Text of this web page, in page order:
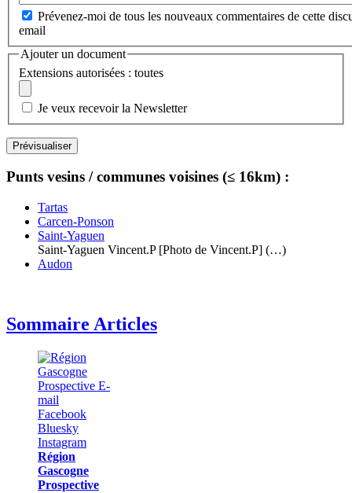
Prévenez-moi de tous les nouveaux commentaires de cette
email
Ajouter un document
Extensions autorisées : toutes
Je veux recevoir la Newsletter
Punts vesins / communes voisines (≤ 16km) :
Tartas
Carcen-Ponson
Saint-Yaguen
Saint-Yaguen Vincent.P [Photo de Vincent.P] (…)
Audon
Sommaire Articles
Région
Gascogne
Prospective